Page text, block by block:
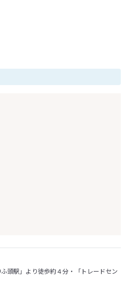
頭駅」より徒歩約４分・「トレードセン